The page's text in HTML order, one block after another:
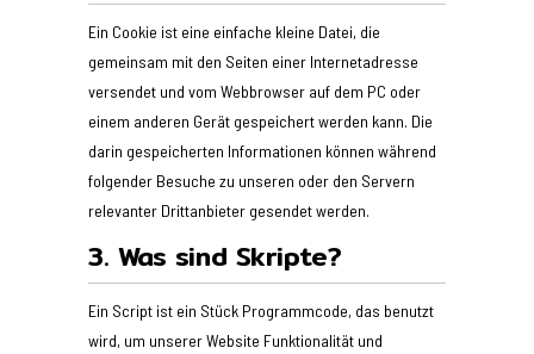
Ein Cookie ist eine einfache kleine Datei, die
gemeinsam mit den Seiten einer Internetadresse
versendet und vom Webbrowser auf dem PC oder
einem anderen Gerät gespeichert werden kann. Die
darin gespeicherten Informationen können während
folgender Besuche zu unseren oder den Servern
relevanter Drittanbieter gesendet werden.
3. Was sind Skripte?
Ein Script ist ein Stück Programmcode, das benutzt
wird, um unserer Website Funktionalität und